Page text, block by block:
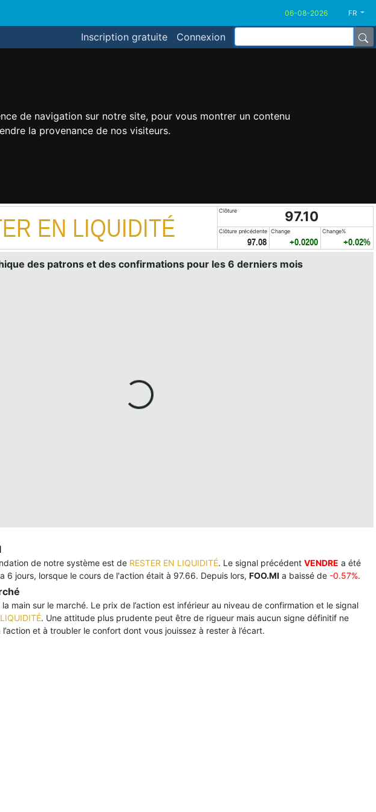
de navigation sur notre site, pour vous montrer un contenu
la provenance de nos visiteurs.
FR
Inscription gratuite Connexion
EN LIQUIDITÉ
Clôture 97.10
Clôture précédente
97.08
Change
+0.0200
Change%
+0.02%
des patrons et des confirmations pour les 6 derniers mois
de notre système est de RESTER EN LIQUIDITÉ. Le signal précédent VENDRE a été
6 jours, lorsque le cours de l'action était à 97.66. Depuis lors, FOO.MI a baissé de -0.57%.
main sur le marché. Le prix de l’action est inférieur au niveau de confirmation et le signal
. Une attitude plus prudente peut être de rigueur mais aucun signe définitif ne
et à troubler le confort dont vous jouissez à rester à l’écart.